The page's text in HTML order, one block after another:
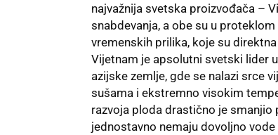
najvažnija svetska proizvođača –
snabdevanja, a obe su u
vremenskih prilika, koje su
Vijetnam je apsolutni svetski lider
azijske zemlje, gde se nalazi srce
sušama i ekstremno visokim
razvoja ploda drastično je
jednostavno nemaju dovoljno